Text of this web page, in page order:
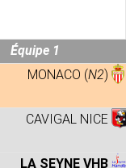
Équipe 1
MONACO (N2)
CAVIGAL NICE
LA SEYNE VHB